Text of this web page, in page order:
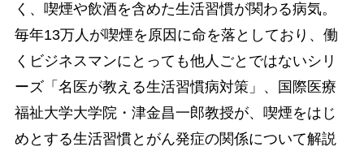
く、喫煙や飲酒を含めた生活習慣が関わる病気。
毎年13万人が喫煙を原因に命を落としており、働
くビジネスマンにとっても他人ごとではないシリ
ーズ「名医が教える生活習慣病対策」、国際医療
福祉大学大学院・津金昌一郎教授が、喫煙をはじ
めとする生活習慣とがん発症の関係について解説